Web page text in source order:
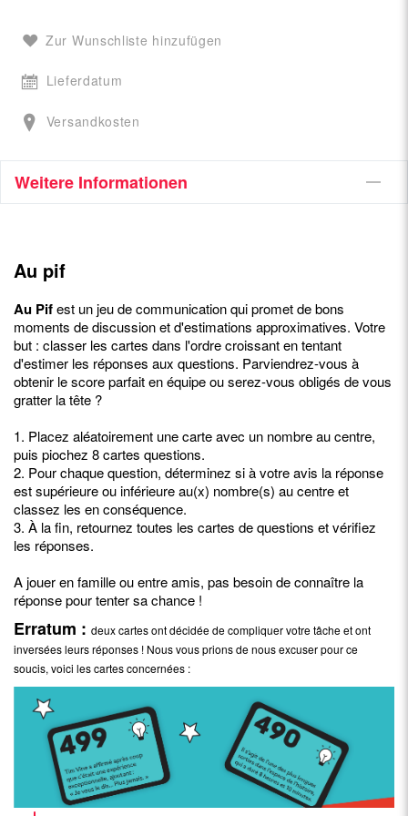
Zur Wunschliste hinzufügen
Lieferdatum
Versandkosten
Weitere Informationen
Au pif
Au Pifest un jeu de communication qui promet de bons
moments de discussion et d'estimations approximatives. Votre
but : classer les cartes dans l'ordre croissant en tentant
d'estimer les réponses aux questions. Parviendrez-vous à
obtenir le score parfait en équipe ou serez-vous obligés de vous
gratter la tête ?
1. Placez aléatoirement une carte avec un nombre au centre,
puis piochez 8 cartes questions.
2. Pour chaque question, déterminez si à votre avis la réponse
est supérieure ou inférieure au(x) nombre(s) au centre et
classez les en conséquence.
3. À la fin, retournez toutes les cartes de questions et vérifiez
les réponses.
A jouer en famille ou entre amis, pas besoin de connaître la
réponse pour tenter sa chance !
Erratum : deux cartes ont décidée de compliquer votre tâche et ont
inversées leurs réponses ! Nous vous prions de nous excuser pour ce
soucis, voici les cartes concernées :